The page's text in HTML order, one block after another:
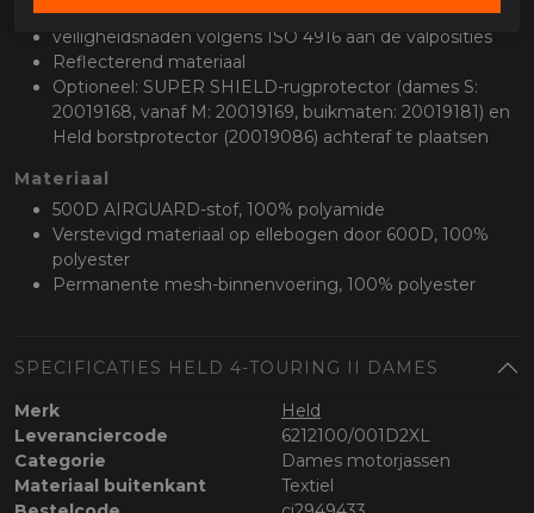
Verwijderbare schouder- en elleboogprotectoren
veiligheidsnaden volgens ISO 4916 aan de valposities
Reflecterend materiaal
Optioneel: SUPER SHIELD-rugprotector (dames S:
20019168, vanaf M: 20019169, buikmaten: 20019181) en
Held borstprotector (20019086) achteraf te plaatsen
Materiaal
500D AIRGUARD-stof, 100% polyamide
Verstevigd materiaal op ellebogen door 600D, 100%
polyester
Permanente mesh-binnenvoering, 100% polyester
SPECIFICATIES HELD 4-TOURING II DAMES
Merk
Held
Leveranciercode
6212100/001D2XL
Categorie
Dames motorjassen
Materiaal buitenkant
Textiel